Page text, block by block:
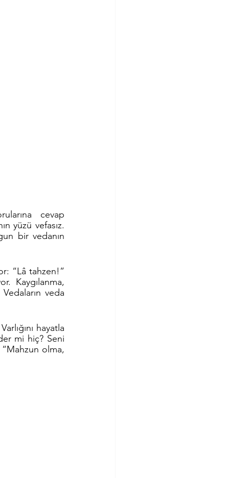
cevap
yüzü vefasız.
bir vedanın
“Lâ tahzen!”
Kaygılanma,
veda
hayatla
mi hiç? Seni
“Mahzun olma,